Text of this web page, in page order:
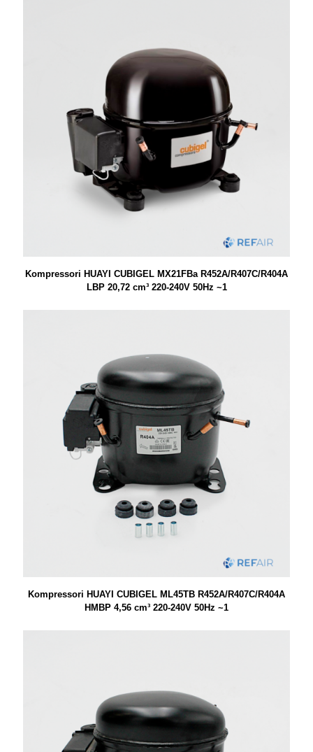
Kompressori HUAYI CUBIGEL MX21FBa R452A/R407C/R404A
LBP 20,72 cm³ 220-240V 50Hz ~1
Kompressori HUAYI CUBIGEL ML45TB R452A/R407C/R404A
HMBP 4,56 cm³ 220-240V 50Hz ~1